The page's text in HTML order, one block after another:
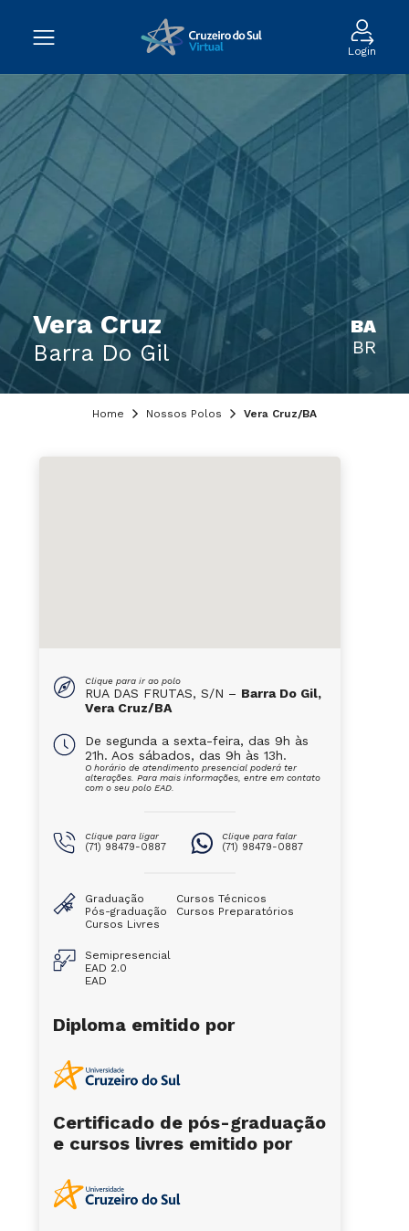
Login
Vera Cruz
Barra Do Gil
BA
BR
Home Nossos Polos Vera Cruz/BA
Clique para ir ao polo
RUA DAS FRUTAS, S/N – Barra Do Gil,
Vera Cruz/BA
De segunda a sexta-feira, das 9h às
21h. Aos sábados, das 9h às 13h.
O horário de atendimento presencial poderá ter
alterações. Para mais informações, entre em contato
com o seu polo EAD.
Clique para ligar
(71) 98479-0887
Clique para falar
(71) 98479-0887
Graduação
Pós-graduação
Cursos Livres
Cursos Técnicos
Cursos Preparatórios
Semipresencial
EAD 2.0
EAD
Diploma emitido por
Certificado de pós-graduação
e cursos livres emitido por